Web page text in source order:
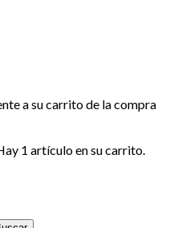
a su carrito de la compra
1 artículo en su carrito.